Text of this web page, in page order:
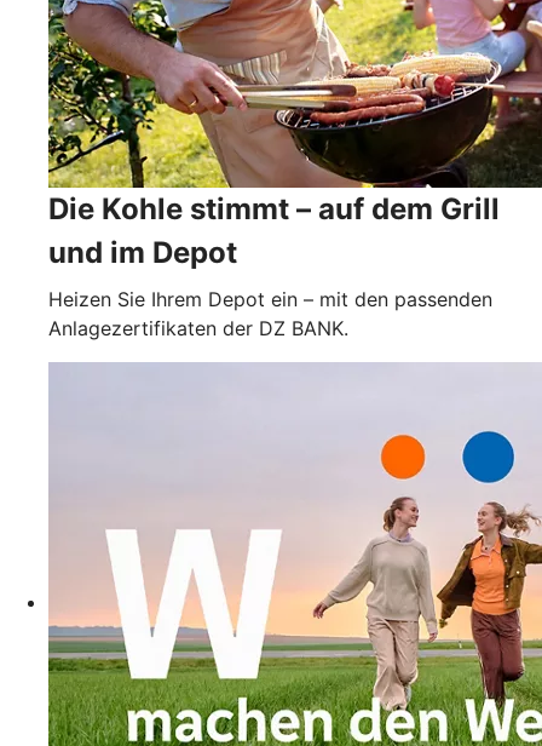
Die Kohle stimmt – auf dem Grill
und im Depot
Heizen Sie Ihrem Depot ein – mit den passenden
Anlagezertifikaten der DZ BANK.